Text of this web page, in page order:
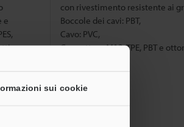
sui cookie
e
e
con rivestimento resistente ai
Boccole dei cavi: PBT,
Cavo: PVC,
Connettore M12: TPE, PBT e